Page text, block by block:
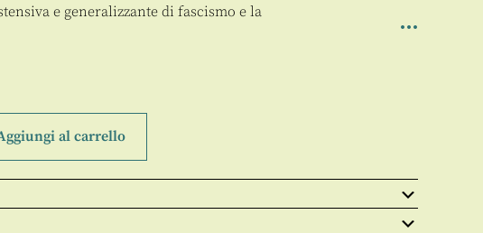
e generalizzante di fascismo e la
al carrello